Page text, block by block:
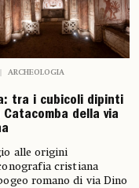
ARCHEOLOGIA
tra i cubicoli dipinti
Catacomba della via
alle origini
cristiana
romano di via Dino